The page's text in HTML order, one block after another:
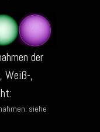
der
Weiß-,
siehe